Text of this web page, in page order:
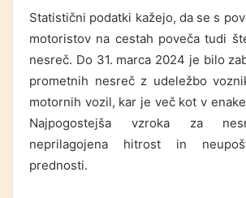
Statistični podatki kažejo, da se s
motoristov na cestah poveča tudi
nesreč. Do 31. marca 2024 je bilo
prometnih nesreč z udeležbo
motornih vozil, kar je več kot v
Najpogostejša vzroka za
neprilagojena hitrost in
prednosti.